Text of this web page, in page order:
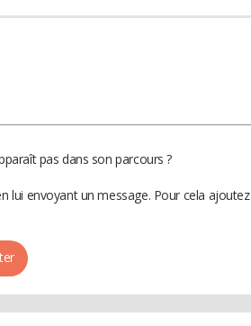
pas dans son parcours ?
lui envoyant un message. Pour cela ajoutez